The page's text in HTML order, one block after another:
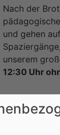
Nach der
und gehen
unserem
12:30 Uhr